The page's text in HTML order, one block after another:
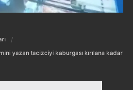
yazan tacizciyi kaburgası kırılana kadar